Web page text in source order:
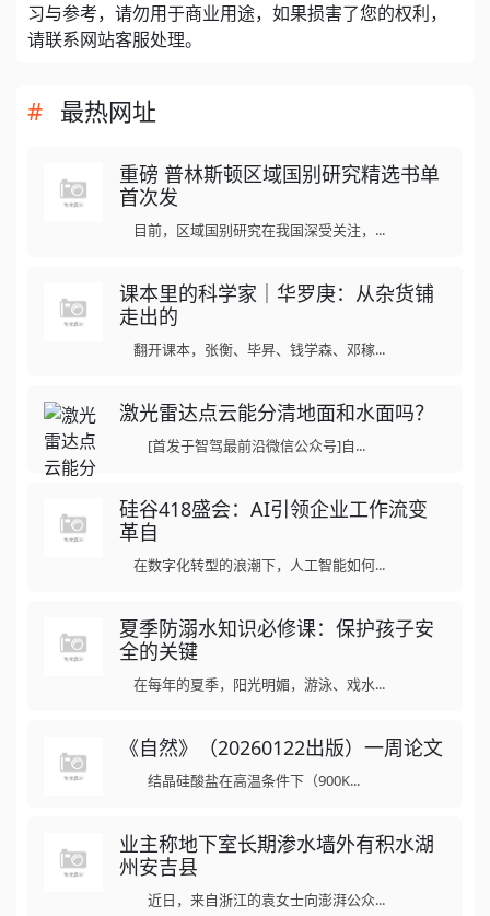
习与参考，请勿用于商业用途，如果损害了您的权利，
请联系网站客服处理。
最热网址
重磅 普林斯顿区域国别研究精选书单
首次发
目前，区域国别研究在我国深受关注，...
课本里的科学家｜华罗庚：从杂货铺
走出的
翻开课本，张衡、毕昇、钱学森、邓稼...
激光雷达点云能分清地面和水面吗？
[首发于智驾最前沿微信公众号]自...
硅谷418盛会：AI引领企业工作流变
革自
在数字化转型的浪潮下，人工智能如何...
夏季防溺水知识必修课：保护孩子安
全的关键
在每年的夏季，阳光明媚，游泳、戏水...
《自然》（20260122出版）一周论文
结晶硅酸盐在高温条件下（900K...
业主称地下室长期渗水墙外有积水湖
州安吉县
近日，来自浙江的袁女士向澎湃公众...